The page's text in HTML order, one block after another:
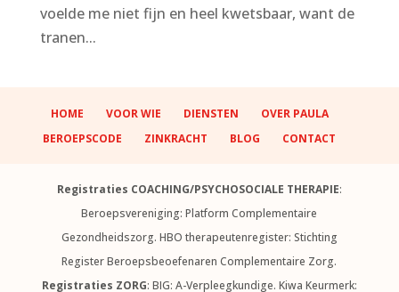
voelde me niet fijn en heel kwetsbaar, want de
tranen...
HOME VOOR WIE DIENSTEN
OVER PAULA
BEROEPSCODE
ZINKRACHT BLOG CONTACT
Registraties COACHING/PSYCHOSOCIALE THERAPIE:
Beroepsvereniging: Platform Complementaire
Gezondheidszorg. HBO therapeutenregister: Stichting
Register Beroepsbeoefenaren Complementaire Zorg.
Registraties ZORG: BIG: A-Verpleegkundige. Kiwa Keurmerk: